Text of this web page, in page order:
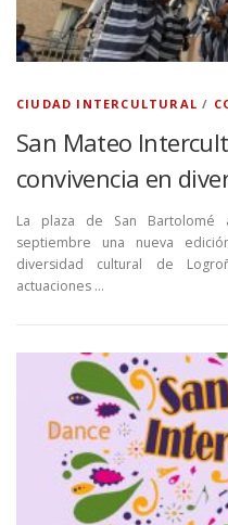
CIUDAD INTERCULTURAL /
San Mateo
convivencia en
La plaza de San
septiembre una nueva
diversidad cultural de
actuaciones …